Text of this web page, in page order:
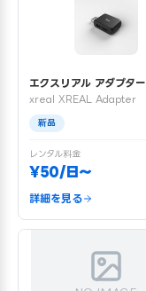
エクスリアル アダプター
xreal XREAL Adapter
新品
レンタル料金
¥50/日〜
詳細を見る